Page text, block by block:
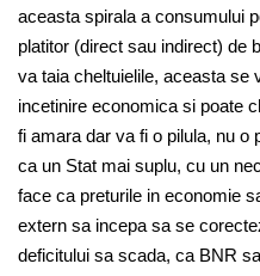
aceasta spirala a consumului
platitor (direct sau indirect) de
va taia cheltuielile, aceasta se
incetinire economica si poate
fi amara dar va fi o pilula, nu o
ca un Stat mai suplu, cu un
face ca preturile in economie
extern sa incepa sa se
deficitului sa scada, ca BNR